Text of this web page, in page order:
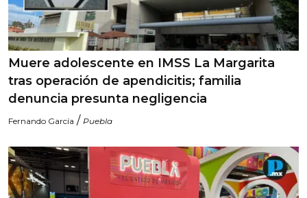
Muere adolescente en IMSS La Margarita
tras operación de apendicitis; familia
denuncia presunta negligencia
Fernando García / Puebla